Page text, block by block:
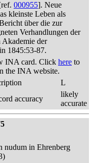
000955]. Neue
kleinste Leben als
über die zur
Verhandlungen der
Akademie der
1845:53-87.
INA card. Click here to
the INA website.
L
accuracy
likely
accurate
nudum in Ehrenberg